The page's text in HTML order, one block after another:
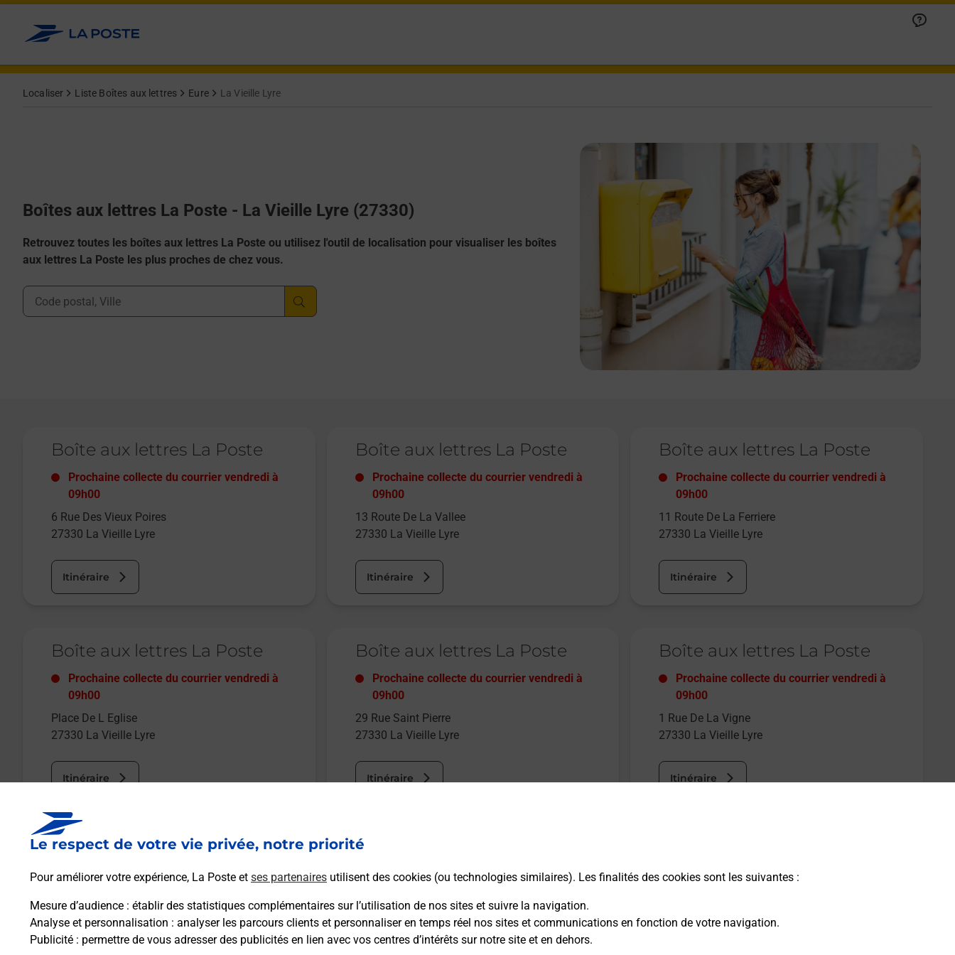
Le respect de votre vie privée, notre priorité
Pour améliorer votre expérience, La Poste et ses partenaires utilisent des cookies (ou technologies similaires). Les finalités des cookies sont les suivantes :
Mesure d’audience : établir des statistiques complémentaires sur l’utilisation de nos sites et suivre la navigation.
Analyse et personnalisation : analyser les parcours clients et personnaliser en temps réel nos sites et communications en fonction de votre navigation.
Publicité : permettre de vous adresser des publicités en lien avec vos centres d’intérêts sur notre site et en dehors.
Allez au contenu
Localiser Liste Boîtes aux lettres Eure La Vieille Lyre
Boîtes aux lettres La Poste - La Vieille Lyre (27330)
Retrouvez toutes les boîtes aux lettres La Poste ou utilisez l'outil de localisation pour visualiser les boîtes
aux lettres La Poste les plus proches de chez vous.
Ville, Département, Code Postal
Boîte aux lettres La Poste
Prochaine collecte du courrier vendredi à
09h00
6 Rue Des Vieux Poires
27330 La Vieille Lyre
Itinéraire
Boîte aux lettres La Poste
Prochaine collecte du courrier vendredi à
09h00
13 Route De La Vallee
27330 La Vieille Lyre
Itinéraire
Boîte aux lettres La Poste
Prochaine collecte du courriervendredi à
09h00
11 Route De La Ferriere
27330 La Vieille Lyre
Itinéraire
Boîte aux lettres La Poste
Prochaine collecte du courrier vendredi à
09h00
Place De L Eglise
27330 La Vieille Lyre
Itinéraire
Boîte aux lettres La Poste
Prochaine collecte du courrier vendredi à
09h00
29 Rue Saint Pierre
27330 La Vieille Lyre
Itinéraire
Boîte aux lettres La Poste
Prochaine collecte du courriervendredi à
09h00
1 Rue De La Vigne
27330 La Vieille Lyre
Itinéraire
Boîte aux Lettres La Poste
Prochaine collecte du courriervendredià
7 Rue De L Eglise Saint Gilles
27330 La Vieille Lyre
Le lien s'ouvre dans un nouvel onglet